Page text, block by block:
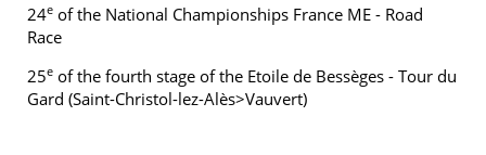
24e of the National Championships France ME - Road
Race
25e of the fourth stage of the Etoile de Bessèges - Tour du
Gard (Saint-Christol-lez-Alès>Vauvert)